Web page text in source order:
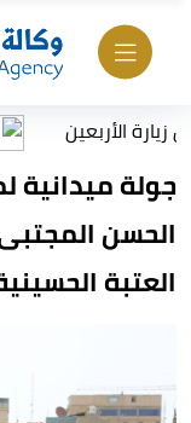
أمانة
جولة ميدانية
الحسن
العتبة